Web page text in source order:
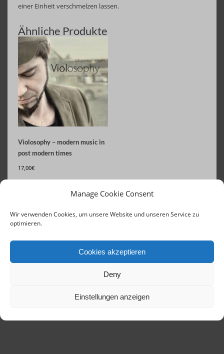
Manage Cookie Consent
Wir verwenden Cookies, um unsere Website und unseren Service zu
optimieren.
Cookies akzeptieren
Deny
Einstellungen anzeigen
einer Einheit verschmelzen lassen.
Ähnliche Produkte
Violosophy – modern music in
post modern times
17,00€
IN DEN
WARENKORB